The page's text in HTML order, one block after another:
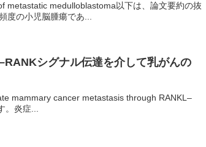
metastatic medulloblastoma以下は、論文要約の抜
度の小児脳腫瘍であ...
シグナル伝達を介して乳がんの
mammary cancer metastasis through RANKL–
炎症...